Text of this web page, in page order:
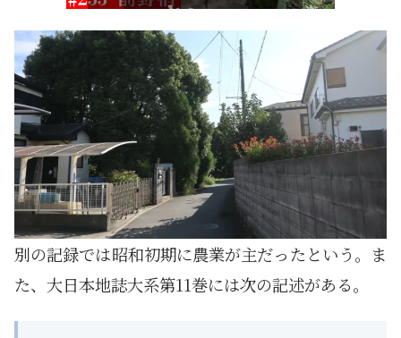
別の記録では昭和初期に農業が主だったという。ま
た、大日本地誌大系第11巻には次の記述がある。